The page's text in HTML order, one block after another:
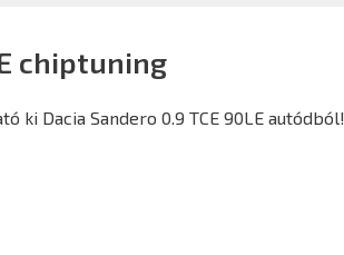
chiptuning
ki Dacia Sandero 0.9 TCE 90LE autódból!